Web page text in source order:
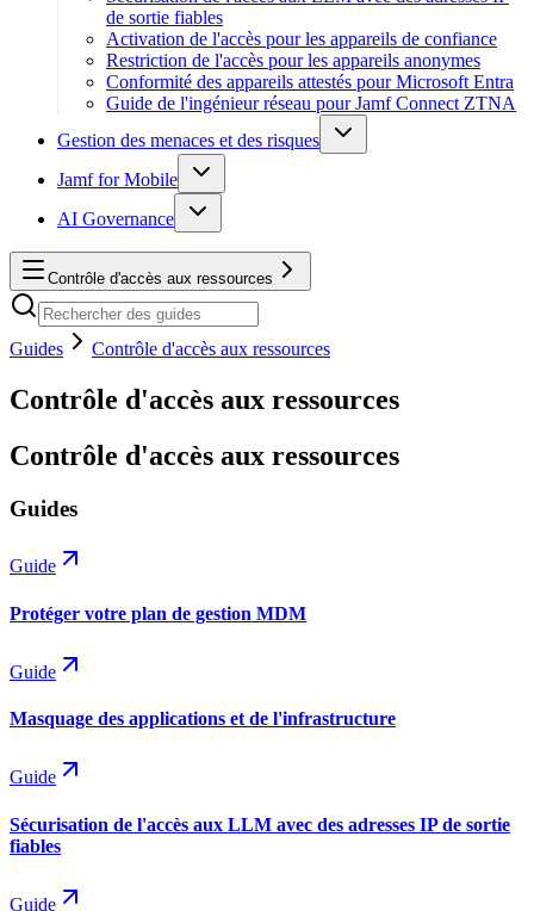
de sortie fiables
Activation de l'accès pour les appareils de confiance
Restriction de l'accès pour les appareils anonymes
Conformité des appareils attestés pour Microsoft Entra
Guide de l'ingénieur réseau pour Jamf Connect ZTNA
Gestion des menaces et des risques
Jamf for Mobile
AI Governance
Contrôle d'accès aux ressources
Guides Contrôle d'accès aux ressources
Contrôle d'accès aux ressources
Contrôle d'accès aux ressources
Guides
Guide
Protéger votre plan de gestion MDM
Guide
Masquage des applications et de l'infrastructure
Guide
Sécurisation de l'accès aux LLM avec des adresses IP de sortie
fiables
Guide